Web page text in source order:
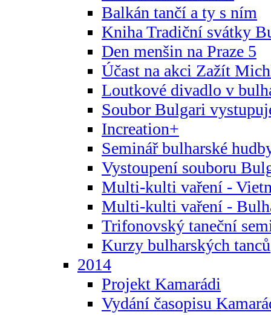
Balkán tančí a ty s ním
Kniha Tradiční svátky
Den menšin na Praze 5
Účast na akci Zažít
Loutkové divadlo v
Soubor Bulgari
Increation+
Seminář bulharské
Vystoupení souboru
Multi-kulti vaření -
Multi-kulti vaření -
Trifonovský taneční
Kurzy bulharských tanců
2014
Projekt Kamarádi
Vydání časopisu